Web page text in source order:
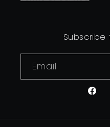
Subscribe
Email